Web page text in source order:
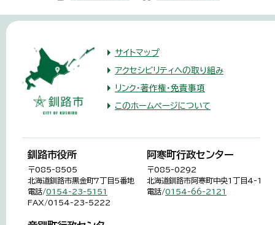
サイトマップ
アクセシビリティへの取り組み
リンク・著作権・免責事項
このホームページについて
釧路市役所
〒085-8505
北海道釧路市黒金町7丁目5番地
電話/0154-23-5151
FAX/0154-23-5222
阿寒町行政センター
〒085-0292
北海道釧路市阿寒町中央1丁目4-1
電話/0154-66-2121